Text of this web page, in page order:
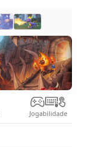
Jogabilidade